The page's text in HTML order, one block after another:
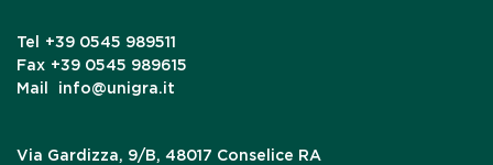
Tel
+39 0545 989511
Fax +39 0545 989615
Mail
info@unigra.it
Via Gardizza, 9/B, 48017 Conselice RA